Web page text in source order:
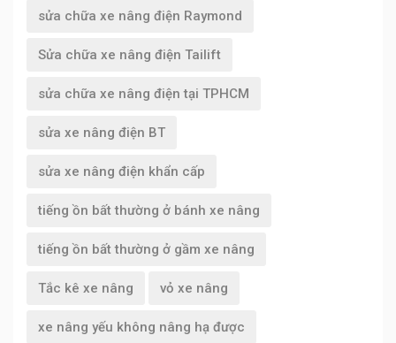
sửa chữa xe nâng điện Raymond
Sửa chữa xe nâng điện Tailift
sửa chữa xe nâng điện tại TPHCM
sửa xe nâng điện BT
sửa xe nâng điện khẩn cấp
tiếng ồn bất thường ở bánh xe nâng
tiếng ồn bất thường ở gầm xe nâng
Tắc kê xe nâng vỏ xe nâng
xe nâng yếu không nâng hạ được